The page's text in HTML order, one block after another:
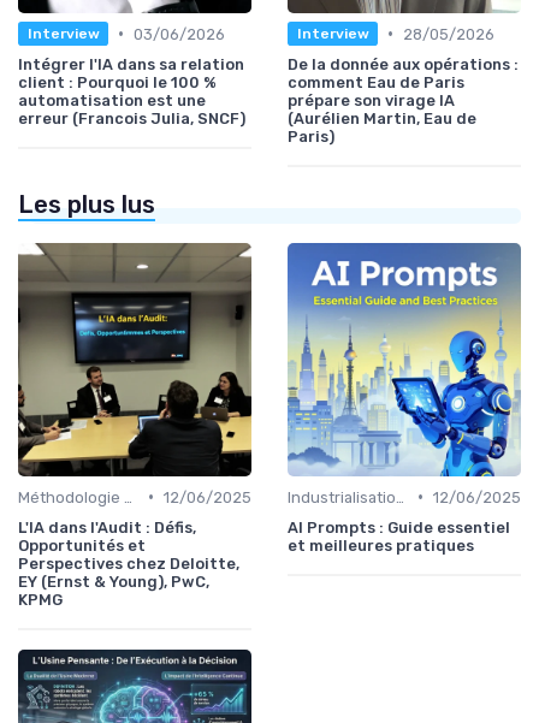
Interview • 03/06/2026
Intégrer l'IA dans sa relation
client : Pourquoi le 100 %
automatisation est une
erreur (Francois Julia, SNCF)
Interview •
28/05/2026
De la donnée aux opérations :
comment Eau de Paris
prépare son virage IA
(Aurélien Martin, Eau de
Paris)
Les plus lus
• 12/06/2025
L'IA dans l'Audit : Défis,
Opportunités et
Perspectives chez Deloitte,
EY (Ernst & Young), PwC,
KPMG
• 12/06/2025
AI Prompts : Guide essentiel
et meilleures pratiques